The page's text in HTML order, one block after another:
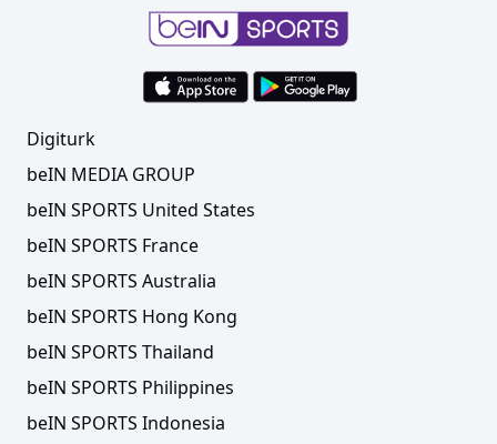
Digiturk
beIN MEDIA GROUP
beIN SPORTS United States
beIN SPORTS France
beIN SPORTS Australia
beIN SPORTS Hong Kong
beIN SPORTS Thailand
beIN SPORTS Philippines
beIN SPORTS Indonesia